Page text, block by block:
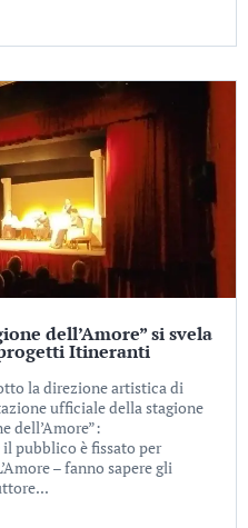
dell’Amore” si svela
Itineranti
la direzione artistica di
ufficiale della stagione
dell’Amore”:
pubblico è fissato per
– fanno sapere gli